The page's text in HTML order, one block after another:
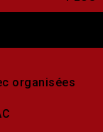
organisées